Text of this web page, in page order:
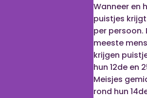
Wanneer en
puistjes
per persoon.
meeste
krijgen
hun 12de en
Meisjes
rond hun